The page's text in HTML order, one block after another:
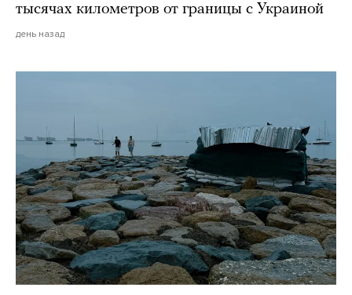
тысячах километров от границы с Украиной
день назад